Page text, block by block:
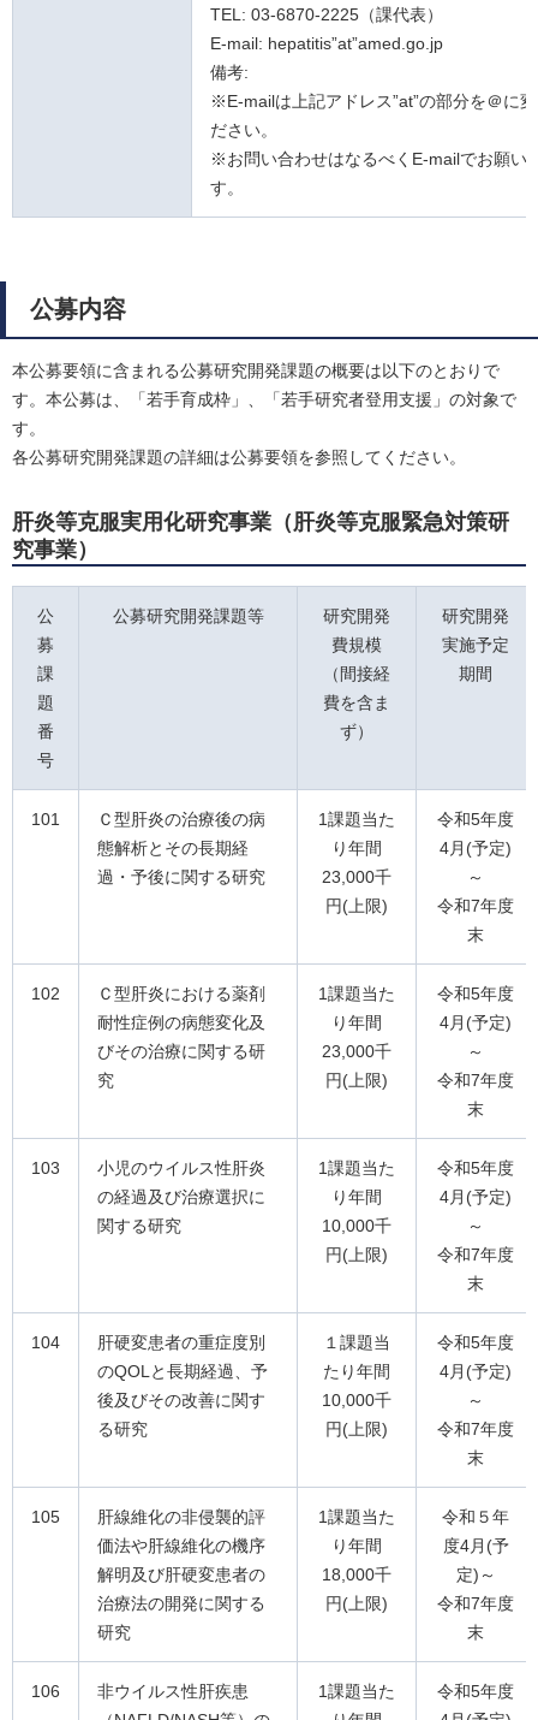
TEL: 03-6870-2225（課代表）
E-mail: hepatitis”at”amed.go.jp
備考:
※E-mailは上記アドレス”at”の部分を＠に
ださい。
※お問い合わせはなるべくE-mailでお願い
す。
公募内容
本公募要領に含まれる公募研究開発課題の概要は以下のとおりで
す。本公募は、「若手育成枠」、「若手研究者登用支援」の対象で
す。
各公募研究開発課題の詳細は公募要領を参照してください。
肝炎等克服実用化研究事業（肝炎等克服緊急対策研
究事業）
公
募
課
題
番
号
公募研究開発課題等
研究開発
費規模
（間接経
費を含ま
ず）
研究開発
実施予定
期間
101
Ｃ型肝炎の治療後の病
態解析とその長期経
過・予後に関する研究
1課題当た
り年間
23,000千
円(上限)
令和5年度
4月(予定)
～
令和7年度
末
102
Ｃ型肝炎における薬剤
耐性症例の病態変化及
びその治療に関する研
究
1課題当た
り年間
23,000千
円(上限)
令和5年度
4月(予定)
～
令和7年度
末
103
小児のウイルス性肝炎
の経過及び治療選択に
関する研究
1課題当た
り年間
10,000千
円(上限)
令和5年度
4月(予定)
～
令和7年度
末
104
肝硬変患者の重症度別
のQOLと長期経過、予
後及びその改善に関す
る研究
１課題当
たり年間
10,000千
円(上限)
令和5年度
4月(予定)
～
令和7年度
末
105
肝線維化の非侵襲的評
価法や肝線維化の機序
解明及び肝硬変患者の
治療法の開発に関する
研究
1課題当た
り年間
18,000千
円(上限)
令和５年
度4月(予
定)～
令和7年度
末
106
非ウイルス性肝疾患
1課題当た
令和5年度